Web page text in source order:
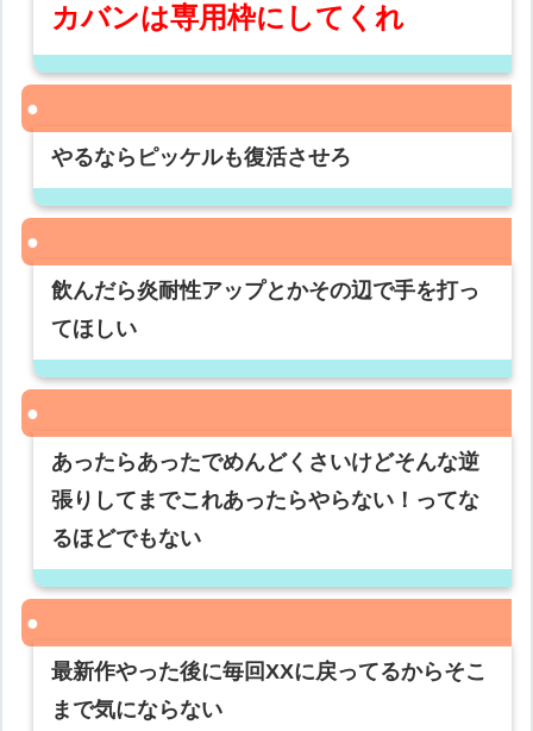
カバンは専用枠にしてくれ
やるならピッケルも復活させろ
飲んだら炎耐性アップとかその辺で手を打っ
てほしい
あったらあったでめんどくさいけどそんな逆
張りしてまでこれあったらやらない！ってな
るほどでもない
最新作やった後に毎回XXに戻ってるからそこ
まで気にならない